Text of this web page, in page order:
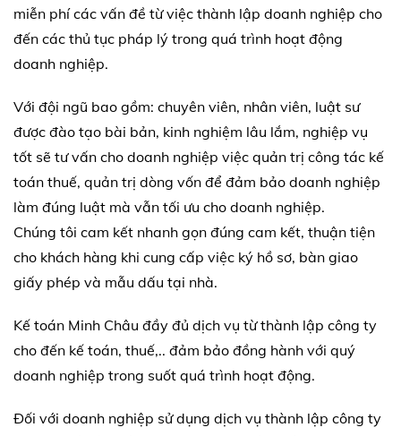
miễn phí các vấn đề từ việc thành lập doanh nghiệp cho
đến các thủ tục pháp lý trong quá trình hoạt động
doanh nghiệp.
Với đội ngũ bao gồm: chuyên viên, nhân viên, luật sư
được đào tạo bài bản, kinh nghiệm lâu lắm, nghiệp vụ
tốt sẽ tư vấn cho doanh nghiệp việc quản trị công tác kế
toán thuế, quản trị dòng vốn để đảm bảo doanh nghiệp
làm đúng luật mà vẫn tối ưu cho doanh nghiệp.
Chúng tôi cam kết nhanh gọn đúng cam kết, thuận tiện
cho khách hàng khi cung cấp việc ký hồ sơ, bàn giao
giấy phép và mẫu dấu tại nhà.
Kế toán Minh Châu đầy đủ dịch vụ từ thành lập công ty
cho đến kế toán, thuế,.. đảm bảo đồng hành với quý
doanh nghiệp trong suốt quá trình hoạt động.
Đối với doanh nghiệp sử dụng dịch vụ thành lập công ty